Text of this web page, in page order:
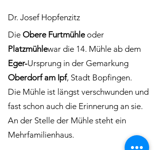
Dr. Josef Hopfenzitz
Die Obere Furtmühleoder
Platzmühlewar die 14. Mühle ab dem
Eger-Ursprung in der Gemarkung
Oberdorf am Ipf, Stadt Bopfingen.
Die Mühle ist längst verschwunden und
fast schon auch die Erinnerung an sie.
An der Stelle der Mühle steht ein
Mehrfamilienhaus.